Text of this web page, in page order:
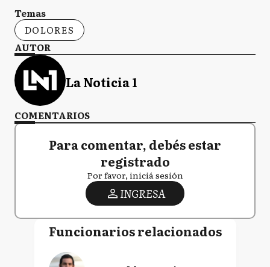
Temas
DOLORES
AUTOR
La Noticia 1
COMENTARIOS
Para comentar, debés estar
registrado
Por favor, iniciá sesión
INGRESA
Funcionarios relacionados